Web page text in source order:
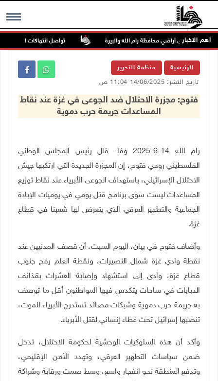
MENU أهم الاخبار تواصل انتهاكات الاحتلال
الرئيسية منظمة التحرير
تاريخ النشر: 14/06/2025 11:04 ص
فتوح: مجزرة الاحتلال ضد الجوعى في غزة عند نقاط
المساعدات جريمة حرب دموية
رام الله 14-6-2025 وفا- قال رئيس المجلس الوطني
الفلسطيني روحي فتوح، إن المجزرة الجديدة التي ارتكبها جيش
الاحتلال الإسرائيلي، باستهداف الجوعى الأبرياء عند نقاط توزيع
المساعدات ليست سوى برنامج قتل يومي في يوميات الإبادة
الجماعية والتطهير العرقي الذي يتعرض لها شعبنا في قطاع
غزة.
وأضاف فتوح في بيان، اليوم السبت، أن قصف المدنيين عند
نقطة وادي غزة شمال النصيرات، ونقطة العلم رفح جنوب
قطاع غزة، وأدى إلى استشهاد وإصابة العشرات بقذائف
الدبابات في ساحات يتكدس فيها المواطنون أقل ما توصف
به جريمة حرب دموية وشبكات مصائد تستدرج الأبرياء للموت،
تنصبها إسرائيل تحت غطاء إنساني لقتل الأبرياء.
وأكد أن هذه السلوكيات الوحشية لحكومة الاحتلال، تدخل
ضمن سياسات التطهير العرقي، وتهدد الأمن الإقليمي،
وتدفع المنطقة نحو انفجار واسع، وسط صمت ورقابة وشراكة